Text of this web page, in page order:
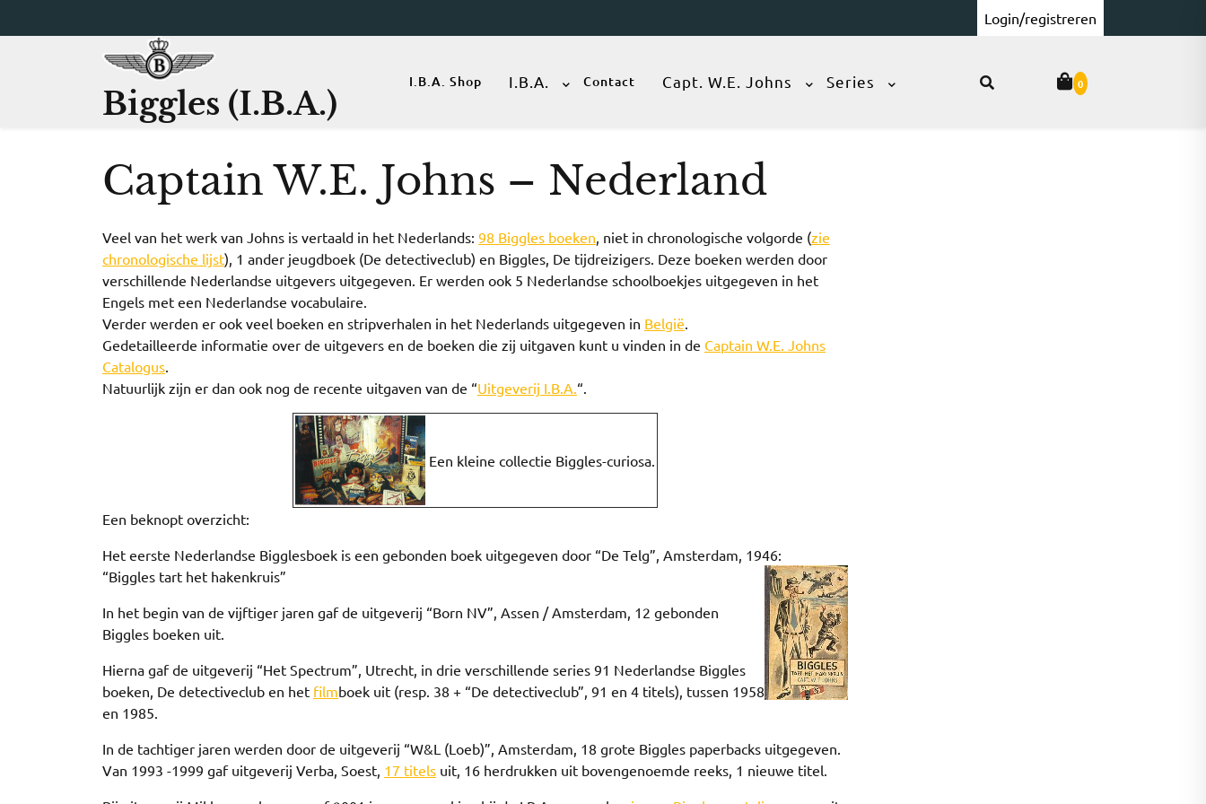
naar
Login/registreren
Biggles (I.B.A.)
I.B.A. Shop I.B.A. Contact Capt. W.E. Johns Series 0
Captain W.E. Johns – Nederland
Veel van het werk van Johns is vertaald in het Nederlands: 98 Biggles boeken, niet in chronologische volgorde (zie
chronologische lijst), 1 ander jeugdboek (De detectiveclub) en Biggles, De tijdreizigers. Deze boeken werden door
verschillende Nederlandse uitgevers uitgegeven. Er werden ook 5 Nederlandse schoolboekjes uitgegeven in het
Engels met een Nederlandse vocabulaire.
Verder werden er ook veel boeken en stripverhalen in het Nederlands uitgegeven in België.
Gedetailleerde informatie over de uitgevers en de boeken die zij uitgaven kunt u vinden in de Captain W.E. Johns
Catalogus.
Natuurlijk zijn er dan ook nog de recente uitgaven van de “Uitgeverij I.B.A.“.
Een kleine collectie Biggles-curiosa.
Een beknopt overzicht:
Het eerste Nederlandse Bigglesboek is een gebonden boek uitgegeven door “De Telg”, Amsterdam, 1946:
“Biggles tart het hakenkruis”
In het begin van de vijftiger jaren gaf de uitgeverij “Born NV”, Assen / Amsterdam, 12 gebonden
Biggles boeken uit.
Hierna gaf de uitgeverij “Het Spectrum”, Utrecht, in drie verschillende series 91 Nederlandse Biggles
boeken, De detectiveclub en het filmboek uit (resp. 38 + “De detectiveclub”, 91 en 4 titels), tussen 1958
en 1985.
In de tachtiger jaren werden door de uitgeverij “W&L (Loeb)”, Amsterdam, 18 grote Biggles paperbacks uitgegeven.
Van 1993 -1999 gaf uitgeverij Verba, Soest, 17 titels uit, 16 herdrukken uit bovengenoemde reeks, 1 nieuwe titel.